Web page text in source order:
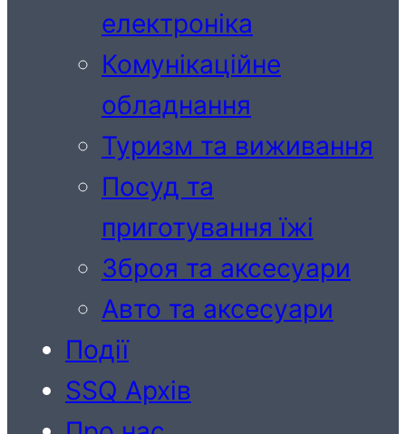
електроніка
Комунікаційне
обладнання
Туризм та виживання
Посуд та
приготування їжі
Зброя та аксесуари
Авто та аксесуари
Події
SSQ Архів